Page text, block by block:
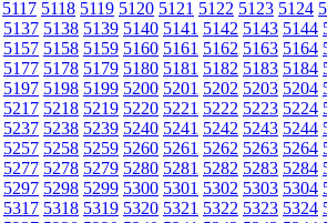
5117 5118 5119 5120 5121 5122 5123 5124
5137 5138 5139 5140 5141 5142 5143 5144
5157 5158 5159 5160 5161 5162 5163 5164
5177 5178 5179 5180 5181 5182 5183 5184
5197 5198 5199 5200 5201 5202 5203 5204
5217 5218 5219 5220 5221 5222 5223 5224
5237 5238 5239 5240 5241 5242 5243 5244
5257 5258 5259 5260 5261 5262 5263 5264
5277 5278 5279 5280 5281 5282 5283 5284
5297 5298 5299 5300 5301 5302 5303 5304
5317 5318 5319 5320 5321 5322 5323 5324